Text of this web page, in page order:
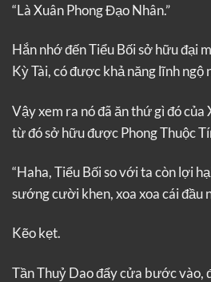
“Là Xuân Phong Đạo Nhân.”
Hắn nhớ đến Tiểu Bối sở hữu đại
Kỳ Tài, có được khả năng lĩnh ngộ
Vậy xem ra nó đã ăn thứ gì đó của
từ đó sở hữu được Phong Thuộc
“Haha, Tiểu Bối so với ta còn lợi
sướng cười khen, xoa xoa cái đầu
Kẽo kẹt.
Tần Thuỷ Dao đẩy cửa bước vào,